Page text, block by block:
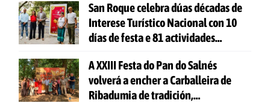
San Roque celebra dúas décadas de
Interese Turístico Nacional con 10
días de festa e 81 actividades
A XXIII Festa do Pan do Salnés
volverá a encher a Carballeira de
Ribadumia de tradición,